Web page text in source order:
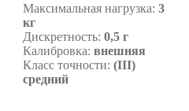
Максимальная нагрузка: 3
кг
Дискретность: 0,5 г
Калибровка: внешняя
Класс точности: (III)
средний